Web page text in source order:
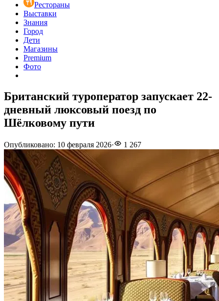
Рестораны
Выставки
Знания
Город
Дети
Магазины
Premium
Фото
Британский туроператор запускает 22-
дневный люксовый поезд по
Шёлковому пути
Опубликовано: 10 февраля 2026· 1 267